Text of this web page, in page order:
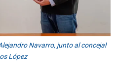
Navarro, junto al concejal
López